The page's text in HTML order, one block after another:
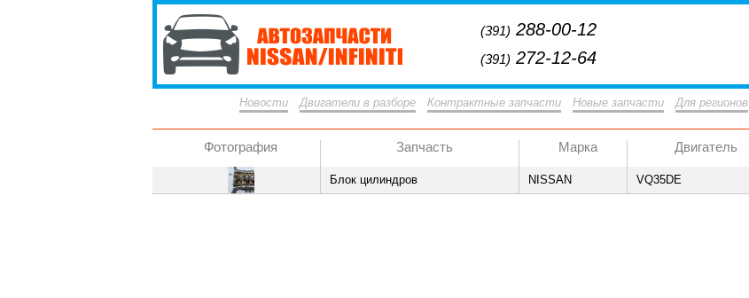
(391) 288-00-12
(391) 272-12-64
Новости Двигатели в разборе Контрактные запчасти Новые запчасти Для регионов
Фотография Запчасть Марка Двигатель
Блок цилиндров NISSAN VQ35DE